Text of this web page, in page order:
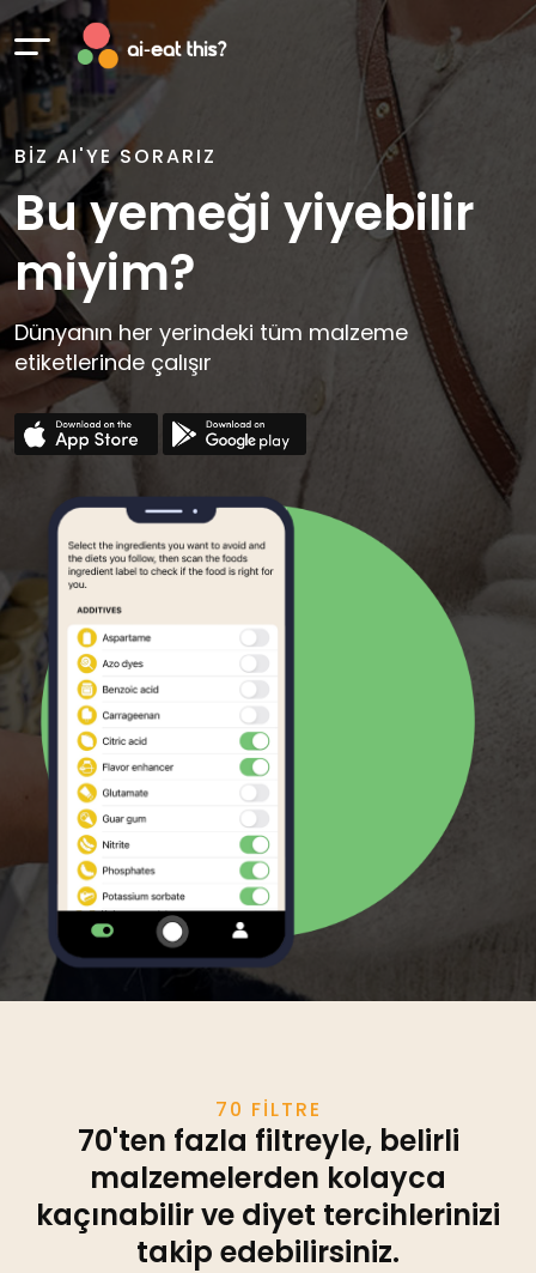
BIZ AI'YE SORARIZ
Bu yemeği yiyebilir
miyim?
Dünyanın her yerindeki tüm malzeme
etiketlerinde çalışır
70 FILTRE
70'ten fazla filtreyle, belirli
malzemelerden kolayca
kaçınabilir ve diyet tercihlerinizi
takip edebilirsiniz.